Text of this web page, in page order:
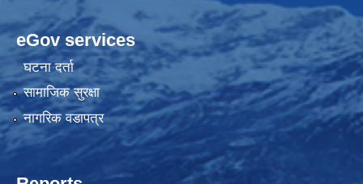
eGov services
घटना दर्ता
सामाजिक सुरक्षा
नागरिक वडापत्र